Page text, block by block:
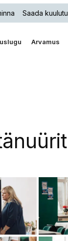
Saada
Arvamus